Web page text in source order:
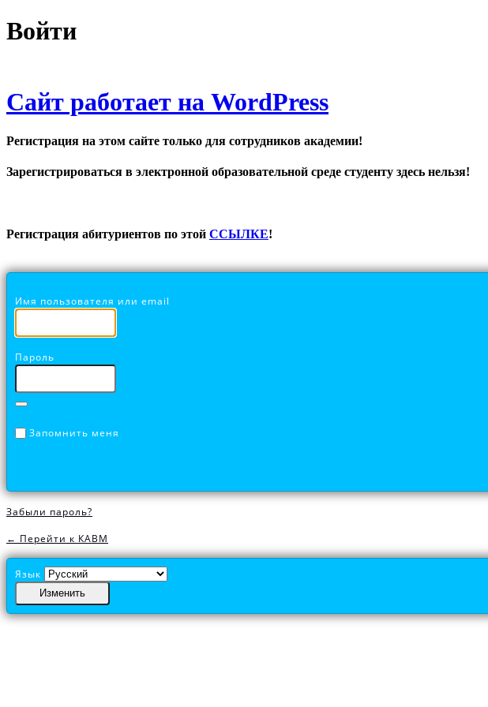
Войти
Сайт работает на WordPress
Регистрация на этом сайте только для сотрудников академии!
Зарегистрироваться в электронной образовательной среде студенту здесь нельзя!
Регистрация абитуриентов по этой ССЫЛКЕ!
Имя пользователя или email
Пароль
Запомнить меня
Забыли пароль?
← Перейти к КАВМ
Язык